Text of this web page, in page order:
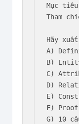
Mục
Tham
Hãy
A)
B)
C)
D)
E)
F)
G) 10